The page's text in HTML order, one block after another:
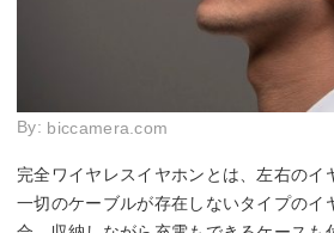
By: biccamera.com
完全ワイヤレスイヤホンとは、左右のイ
一切のケーブルが存在しないタイプのイ